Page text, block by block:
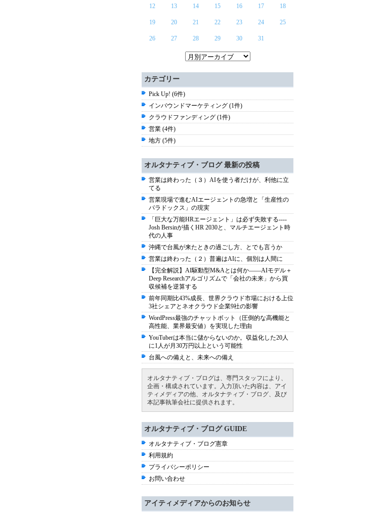
12 13 14 15 16 17 18
19 20 21 22 23 24 25
26 27 28 29 30 31
カテゴリー
Pick Up! (6件)
インバウンドマーケティング (1件)
クラウドファンディング (1件)
営業 (4件)
地方 (5件)
オルタナティブ・ブログ 最新の投稿
営業は終わった（３）AIを使う者だけが、利他に立
てる
営業現場で進むAIエージェントの急増と「生産性の
パラドックス」の現実
「巨大な万能HRエージェント」は必ず失敗する----
Josh Bersinが描くHR 2030と、マルチエージェント時
代の人事
沖縄で台風が来たときの過ごし方、とでも言うか
営業は終わった（２）普遍はAIに、個別は人間に
【完全解説】AI駆動型M&Aとは何か――AIモデル＋
Deep Researchアルゴリズムで「会社の未来」から買
収候補を逆算する
前年同期比43%成長、世界クラウド市場における上位
3社シェアとネオクラウド企業9社の影響
WordPress最強のチャットボット（圧倒的な高機能と
高性能、業界最安値）を実現した理由
YouTuberは本当に儲からないのか。収益化した20人
に1人が月30万円以上という可能性
台風への備えと、未来への備え
オルタナティブ・ブログは、専門スタッフにより、
企画・構成されています。入力頂いた内容は、アイ
ティメディアの他、オルタナティブ・ブログ、及び
本記事執筆会社に提供されます。
オルタナティブ・ブログ GUIDE
オルタナティブ・ブログ憲章
利用規約
プライバシーポリシー
お問い合わせ
アイティメディアからのお知らせ